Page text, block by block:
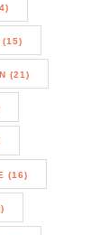
(15)
(21)
(16)